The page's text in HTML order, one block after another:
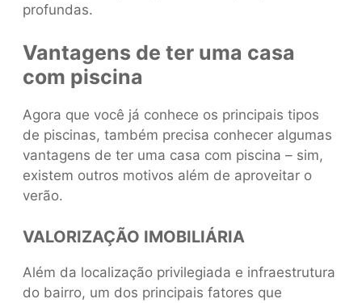
profundas.
Vantagens de ter uma casa
com piscina
Agora que você já conhece os principais tipos
de piscinas, também precisa conhecer algumas
vantagens de ter uma casa com piscina – sim,
existem outros motivos além de aproveitar o
verão.
VALORIZAÇÃO IMOBILIÁRIA
Além da localização privilegiada e infraestrutura
do bairro, um dos principais fatores que